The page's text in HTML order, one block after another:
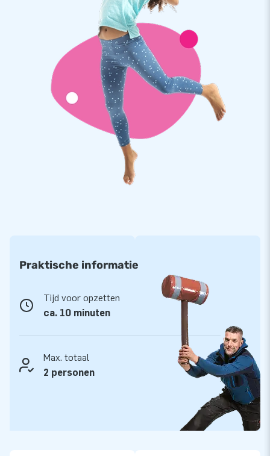
Praktische informatie
Tijd voor opzetten
ca. 10 minuten
Max. totaal
2 personen